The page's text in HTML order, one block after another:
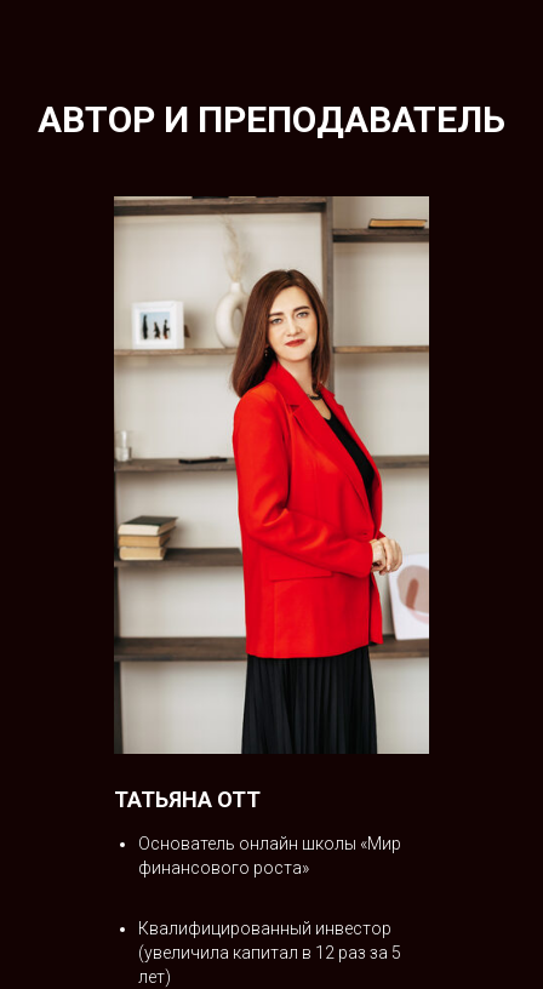
АВТОР И ПРЕПОДАВАТЕЛЬ
ТАТЬЯНА ОТТ
Основатель онлайн школы «Мир
финансового роста»
Квалифицированный инвестор
(увеличила капитал в 12 раз за 5
лет)